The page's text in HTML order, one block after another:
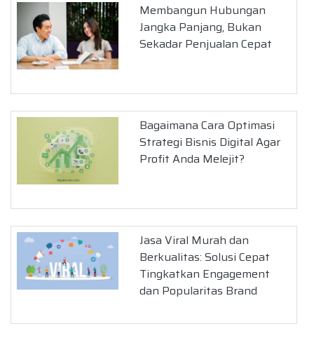
Membangun Hubungan
Jangka Panjang, Bukan
Sekadar Penjualan Cepat
Bagaimana Cara Optimasi
Strategi Bisnis Digital Agar
Profit Anda Melejit?
Jasa Viral Murah dan
Berkualitas: Solusi Cepat
Tingkatkan Engagement
dan Popularitas Brand